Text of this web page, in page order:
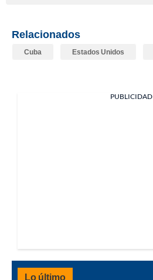
Relacionados
Cuba Estados Unidos
PUBLICIDAD
Lo último